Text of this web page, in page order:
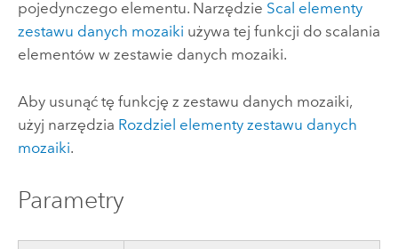
pojedynczego elementu. Narzędzie Scal elementy
zestawu danych mozaiki używa tej funkcji do scalania
elementów w zestawie danych mozaiki.
Aby usunąć tę funkcję z zestawu danych mozaiki,
użyj narzędzia Rozdziel elementy zestawu danych
mozaiki.
Parametry